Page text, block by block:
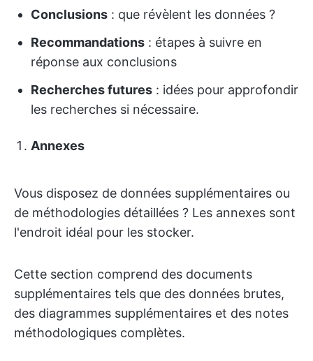
Conclusions : que révèlent les données ?
Recommandations : étapes à suivre en
réponse aux conclusions
Recherches futures : idées pour approfondir
les recherches si nécessaire.
Annexes
Vous disposez de données supplémentaires ou
de méthodologies détaillées ? Les annexes sont
l'endroit idéal pour les stocker.
Cette section comprend des documents
supplémentaires tels que des données brutes,
des diagrammes supplémentaires et des notes
méthodologiques complètes.